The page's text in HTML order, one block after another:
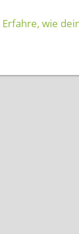
Erfahre, wie